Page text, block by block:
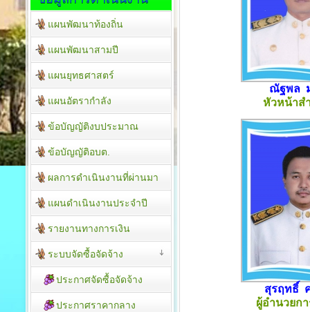
ณัฐพล
หัวหน้าส
สุรฤทธิ์
ผู้อำนวยก
แผนพัฒนาท้องถิ่น
แผนพัฒนาสามปี
แผนยุทธศาสตร์
แผนอัตรากำลัง
ข้อบัญญัติงบประมาณ
ข้อบัญญัติอบต.
ผลการดำเนินงานที่ผ่านมา
แผนดำเนินงานประจำปี
รายงานทางการเงิน
ระบบจัดซื้อจัดจ้าง
ประกาศจัดซื้อจัดจ้าง
ประกาศราคากลาง